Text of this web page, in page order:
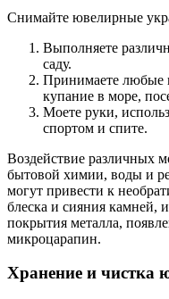
Снимайте ювелирные
Выполняете
саду.
Принимаете любые
купание в море,
Моете руки,
спортом и спите.
Воздействие различных
бытовой химии, воды и
могут привести к
блеска и сияния камней,
покрытия металла,
микроцарапин.
Хранение и чистка